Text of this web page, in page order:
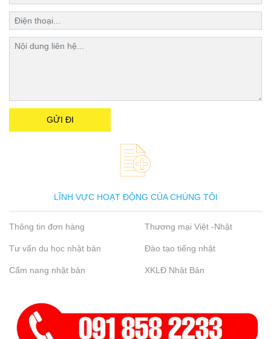
LĨNH VỰC HOẠT ĐỘNG CỦA CHÚNG TÔI
Thông tin đơn hàng Thương mại Việt -Nhật
Tư vấn du học nhật bản Đào tạo tiếng nhật
Cẩm nang nhật bản XKLĐ Nhật Bản